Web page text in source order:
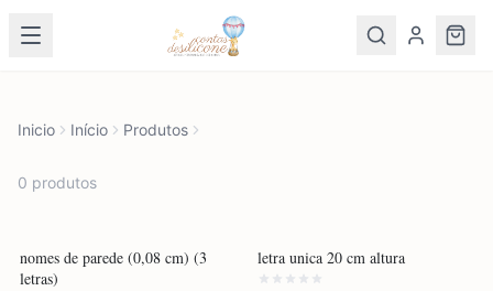
Inicio Início Produtos
0 produtos
nomes de parede (0,08 cm) (3
letras)
letra unica 20 cm altura